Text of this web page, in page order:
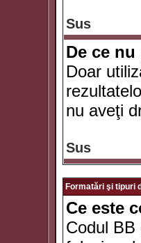
Sus
De ce
Doar
nu aveţi
Sus
Formatări şi tipuri
Ce este
Codul BB